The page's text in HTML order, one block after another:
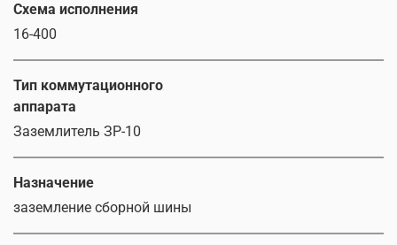
Схема исполнения
16-400
Тип коммутационного
аппарата
Заземлитель ЗР-10
Назначение
заземление сборной шины